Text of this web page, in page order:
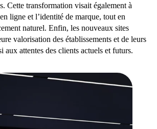
Cette transformation visait également à
ligne et l’identité de marque, tout en
naturel. Enfin, les nouveaux sites
valorisation des établissements et de leurs
aux attentes des clients actuels et futurs.